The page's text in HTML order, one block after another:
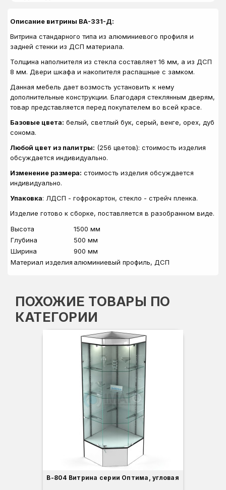
Описание витрины ВА-331-Д:
Витрина стандарного типа из алюминиевого профиля и
задней стенки из ДСП материала.
Толщина наполнителя из стекла составляет 16 мм, а из ДСП
8 мм. Двери шкафа и накопителя распашные с замком.
Данная мебель дает возмость установить к нему
дополнительные конструкции. Благодаря стеклянным дверям,
товар представляется перед покупателем во всей красе.
Базовые цвета: белый, светлый бук, серый, венге, орех, дуб
сонома.
Любой цвет из палитры: (256 цветов): стоимость изделия
обсуждается индивидуально.
Изменение размера: стоимость изделия обсуждается
индивидуально.
Упаковка: ЛДСП - гофрокартон, стекло - стрейч пленка.
Изделие готово к сборке, поставляется в разобранном виде.
Высота
1500 мм
Глубина
500 мм
Ширина
900 мм
Материал изделия алюминиевый профиль, ДСП
ПОХОЖИЕ ТОВАРЫ ПО
КАТЕГОРИИ
В-804 Витрина серии Оптима, угловая